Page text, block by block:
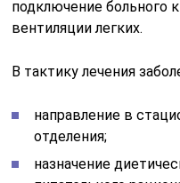
препараты
возбудителя
для больных ВИЧ
вещества;
включать в себя